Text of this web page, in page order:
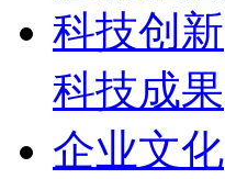
科技创新
科技成果
企业文化